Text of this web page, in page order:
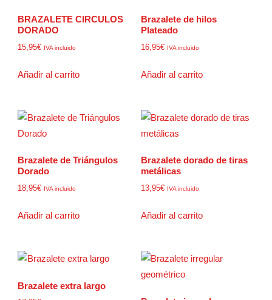
BRAZALETE CIRCULOS
DORADO
15,95€ IVA incluido
Añadir al carrito
Brazalete de hilos
Plateado
16,95€ IVA incluido
Añadir al carrito
Brazalete de Triángulos
Dorado
18,95€ IVA incluido
Añadir al carrito
Brazalete dorado de tiras
metálicas
13,95€ IVA incluido
Añadir al carrito
Brazalete extra largo